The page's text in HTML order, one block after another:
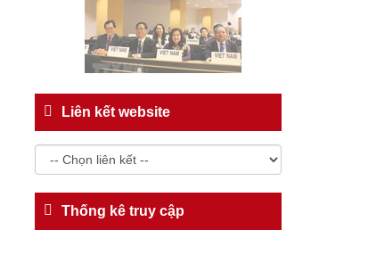
Liên kết website
Thống kê truy cập